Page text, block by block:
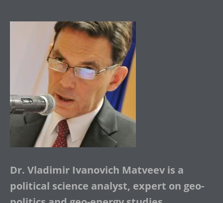
Dr. Vladimir Ivanovich Matveev is a
political science analyst, expert on geo-